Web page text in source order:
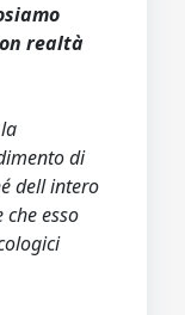
realtà
di
dell intero
esso